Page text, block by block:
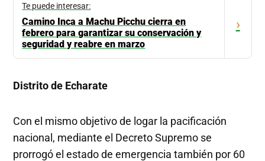
Te puede interesar:
Camino Inca a Machu Picchu cierra en
febrero para garantizar su conservación y
seguridad y reabre en marzo
›
Distrito de Echarate
Con el mismo objetivo de logar la pacificación
nacional, mediante el Decreto Supremo se
prorrogó el estado de emergencia también por 60